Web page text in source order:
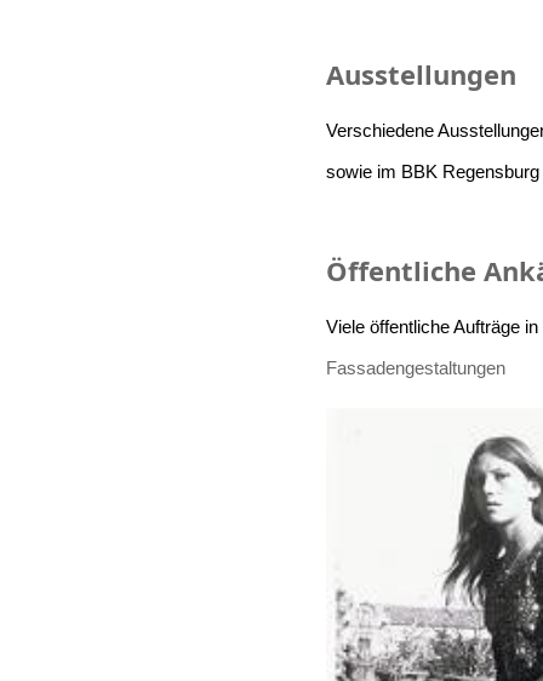
Ausstellungen
Verschiedene
sowie im BBK Regensburg
Öffentliche
Viele öffentliche Aufträge
Fassadengestaltungen